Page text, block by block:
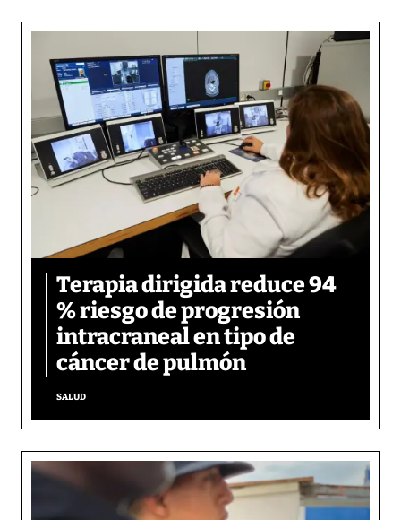
Terapia dirigida reduce 94
% riesgo de progresión
intracraneal en tipo de
cáncer de pulmón
SALUD